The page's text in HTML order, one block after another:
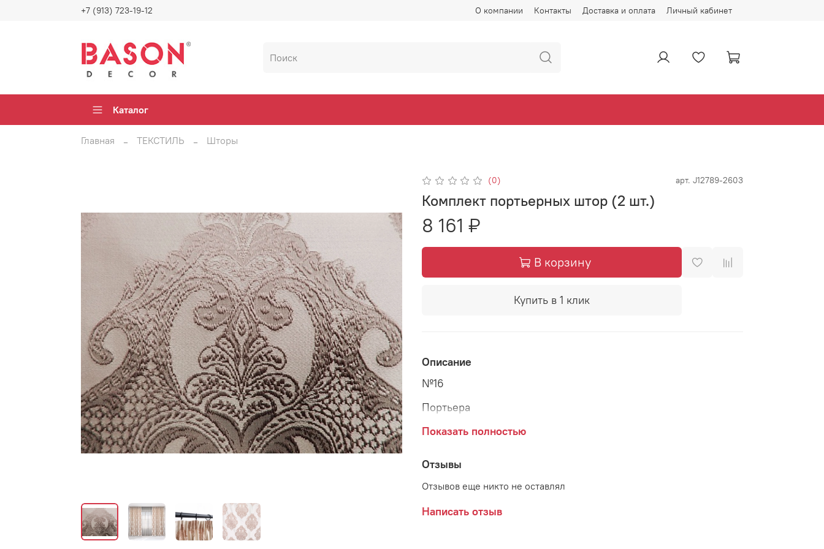
О компании Контакты Доставка и оплата Личный кабинет
+7 (913) 723-19-12
Каталог
Главная ТЕКСТИЛЬ Шторы
(0) арт. J12789-2603
Комплект портьерных штор (2 шт.)
8 161 ₽
В корзину
Купить в 1 клик
Описание
№16
Портьера
Высота - 280 см
Показать полностью
Отзывы
Отзывов еще никто не оставлял
Написать отзыв